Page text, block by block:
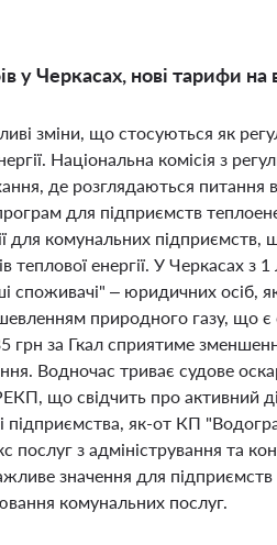
у Черкасах, нові тарифи
зміни, що стосуються як
Національна комісія з
де розглядаються питання
для підприємств
для комунальних
енергії. У Черкасах з
споживачі" – юридичних осіб,
природного газу, що
грн за Гкал сприятиме
Водночас триває судове
що свідчить про активний
підприємства, як-от КП
з адміністрування та
значення для підприємств
комунальних послуг.